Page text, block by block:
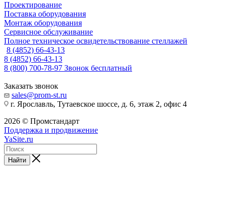
Проектирование
Поставка оборудования
Монтаж оборудования
Сервисное обслуживание
Полное техническое освидетельствование стеллажей
8 (4852) 66-43-13
8 (4852) 66-43-13
8 (800) 700-78-97 Звонок бесплатный
Заказать звонок
sales@prom-st.ru
г. Ярославль, Тутаевское шоссе, д. 6, этаж 2, офис 4
2026 © Промстандарт
Поддержка и продвижение
YaSite.ru
Найти